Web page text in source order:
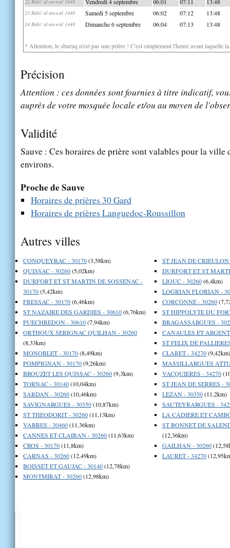
22 Rabi' al-awwal 1448
23 Rabi' al-awwal 1448 Samedi 5 septembre 06:02 07:12 13:48
24 Rabi' al-awwal 1448 Dimanche 6 septembre 06:04 07:13 13:48
* Attention, le shuruq n'est pas une prière ! C'est simplement l'heure avant laquelle
Précision
Attention : ces données sont fournies à titre indicatif,
auprès de votre mosquée locale et/ou au moyen de
Validité
Sauve : Ces horaires de prière sont valables pour la ville
environs.
Proche de Sauve
Horaires de prières 30 Gard
Horaires de prières Languedoc-Roussillon
Autres villes
CONQUEYRAC - 30170(3,58km)
QUISSAC - 30260(5,02km)
DURFORT ET ST MARTIN DE SOSSENAC -
30170(5,42km)
FRESSAC - 30170(6,46km)
ST NAZAIRE DES GARDIES - 30610(6,76km)
PUECHREDON - 30610(7,94km)
ORTHOUX SERIGNAC QUILHAN - 30260
(8,33km)
MONOBLET - 30170(8,49km)
POMPIGNAN - 30170(9,26km)
BROUZET LES QUISSAC - 30260(9,3km)
TORNAC - 30140(10,04km)
SARDAN - 30260(10,46km)
SAVIGNARGUES - 30350(10,87km)
ST THEODORIT - 30260(11,13km)
VABRES - 30460(11,36km)
CANNES ET CLAIRAN - 30260(11,63km)
CROS - 30170(11,8km)
CARNAS - 30260(12,49km)
BOISSET ET GAUJAC - 30140(12,78km)
MONTMIRAT - 30260(12,98km)
ST JEAN DE CRIEULON
DURFORT ET ST
LIOUC - 30260(6,4km)
LOGRIAN FLORIAN -
CORCONNE - 30260
ST HIPPOLYTE DU
BRAGASSARGUES -
CANAULES ET
ST FELIX DE
CLARET - 34270(9,42km)
MASSILLARGUES
VACQUIERES - 34270
ST JEAN DE SERRES -
LEZAN - 30350(11,2km)
SAUTEYRARGUES -
LA CADIERE ET
ST BONNET DE
(12,36km)
GAILHAN - 30260
LAURET - 34270